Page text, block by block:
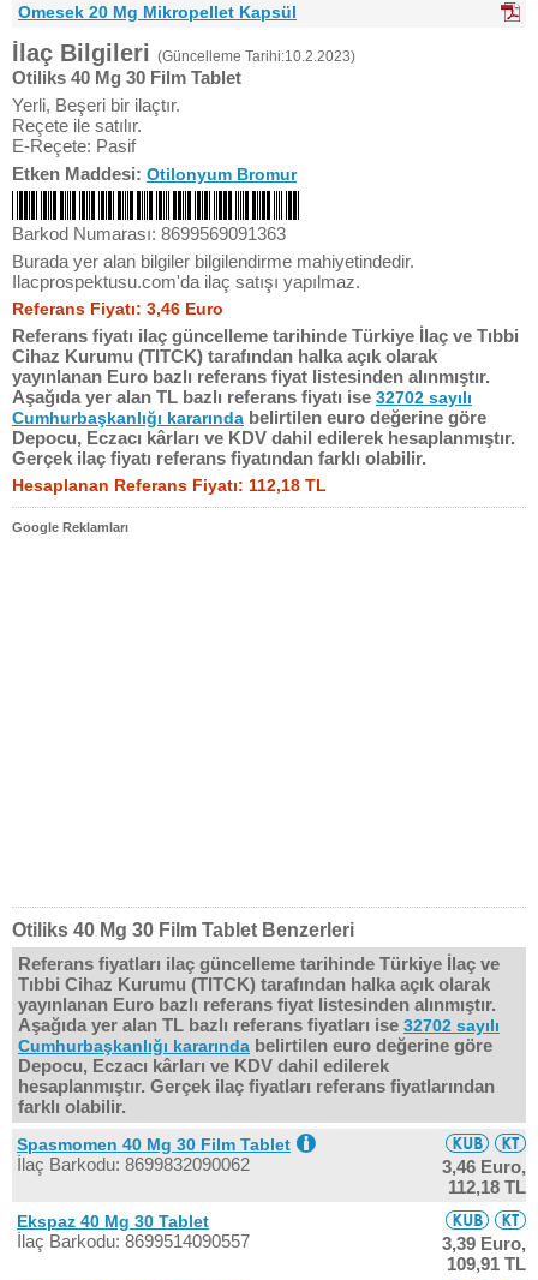
Omesek 20 Mg Mikropellet Kapsül
İlaç Bilgileri (Güncelleme Tarihi:10.2.2023)
Otiliks 40 Mg 30 Film Tablet
Yerli, Beşeri bir ilaçtır.
Reçete ile satılır.
E-Reçete: Pasif
Etken Maddesi: Otilonyum Bromur
Barkod Numarası: 8699569091363
Burada yer alan bilgiler bilgilendirme mahiyetindedir.
Ilacprospektusu.com'da ilaç satışı yapılmaz.
Referans Fiyatı: 3,46 Euro
Referans fiyatı ilaç güncelleme tarihinde Türkiye İlaç ve Tıbbi
Cihaz Kurumu (TITCK) tarafından halka açık olarak
yayınlanan Euro bazlı referans fiyat listesinden alınmıştır.
Aşağıda yer alan TL bazlı referans fiyatı ise 32702 sayılı
Cumhurbaşkanlığı kararında belirtilen euro değerine göre
Depocu, Eczacı kârları ve KDV dahil edilerek hesaplanmıştır.
Gerçek ilaç fiyatı referans fiyatından farklı olabilir.
Hesaplanan Referans Fiyatı: 112,18 TL
Google Reklamları
Otiliks 40 Mg 30 Film Tablet Benzerleri
Referans fiyatları ilaç güncelleme tarihinde Türkiye İlaç ve
Tıbbi Cihaz Kurumu (TITCK) tarafından halka açık olarak
yayınlanan Euro bazlı referans fiyat listesinden alınmıştır.
Aşağıda yer alan TL bazlı referans fiyatları ise 32702 sayılı
Cumhurbaşkanlığı kararında belirtilen euro değerine göre
Depocu, Eczacı kârları ve KDV dahil edilerek
hesaplanmıştır. Gerçek ilaç fiyatları referans fiyatlarından
farklı olabilir.
Spasmomen 40 Mg 30 Film Tablet
İlaç Barkodu: 8699832090062
3,46 Euro,
112,18 TL
Ekspaz 40 Mg 30 Tablet
İlaç Barkodu: 8699514090557
3,39 Euro,
109,91 TL